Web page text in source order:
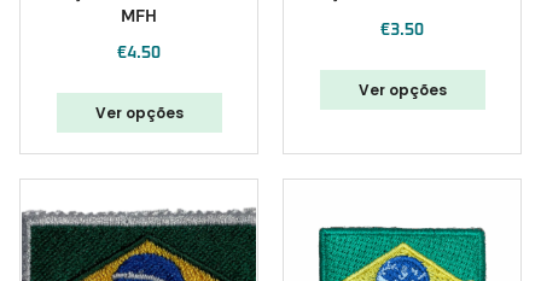
MFH
€4.50
Ver opções
€3.50
Ver opções